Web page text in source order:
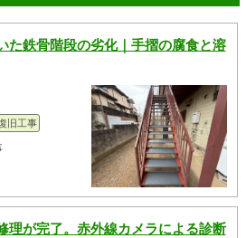
た鉄骨階段の劣化｜手摺の腐食と溶
旧工事
理が完了。赤外線カメラによる診断